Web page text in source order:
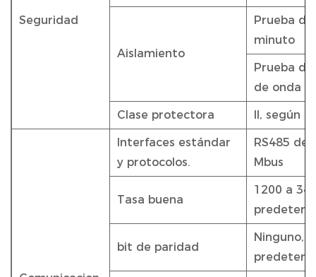
Seguridad
Aislamiento
Prueba
minuto
Prueba
de onda
Clase protectora II, según
Interfaces estándar
y protocolos.
RS485 de
Mbus
Tasa buena
1200 a
bit de paridad
Ninguno,